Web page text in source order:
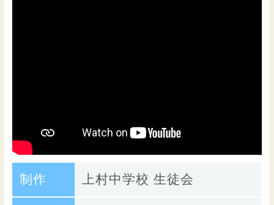
制作 上村中学校 生徒会